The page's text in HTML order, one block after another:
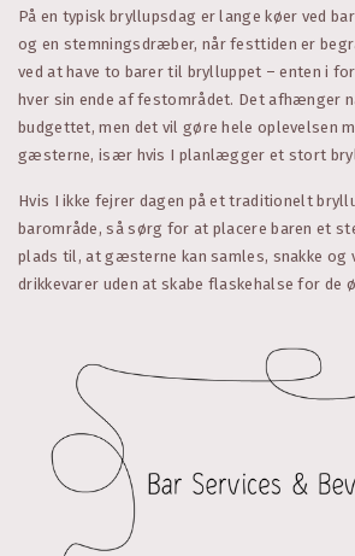
På en typisk bryllupsdag er lange køer ved
og en stemningsdræber, når festtiden er
ved at have to barer til brylluppet – enten i
hver sin ende af festområdet. Det afhænger
budgettet, men det vil gøre hele oplevelsen
gæsterne, især hvis I planlægger et stort
Hvis I ikke fejrer dagen på et traditionelt
barområde, så sørg for at placere baren et
plads til, at gæsterne kan samles, snakke og
drikkevarer uden at skabe flaskehalse for de